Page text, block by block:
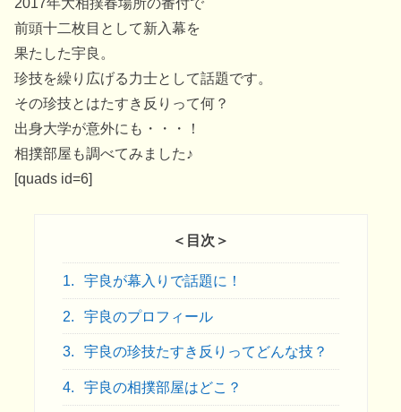
前頭十二枚目として新入幕を
果たした宇良。
珍技を繰り広げる力士として話題です。
その珍技とはたすき反りって何？
出身大学が意外にも・・・！
相撲部屋も調べてみました♪
[quads id=6]
＜目次＞
1. 宇良が幕入りで話題に！
2. 宇良のプロフィール
3. 宇良の珍技たすき反りってどんな技？
4. 宇良の相撲部屋はどこ？